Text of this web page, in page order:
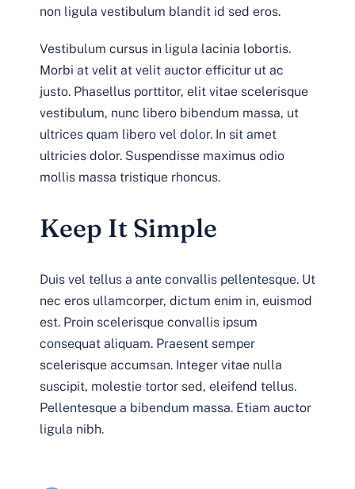
non ligula vestibulum blandit id sed eros.
Vestibulum cursus in ligula lacinia lobortis.
Morbi at velit at velit auctor efficitur ut ac
justo. Phasellus porttitor, elit vitae scelerisque
vestibulum, nunc libero bibendum massa, ut
ultrices quam libero vel dolor. In sit amet
ultricies dolor. Suspendisse maximus odio
mollis massa tristique rhoncus.
Keep It Simple
Duis vel tellus a ante convallis pellentesque. Ut
nec eros ullamcorper, dictum enim in, euismod
est. Proin scelerisque convallis ipsum
consequat aliquam. Praesent semper
scelerisque accumsan. Integer vitae nulla
suscipit, molestie tortor sed, eleifend tellus.
Pellentesque a bibendum massa. Etiam auctor
ligula nibh.